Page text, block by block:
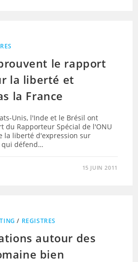
le rapport
la liberté et
la France
Unis, l'Inde et le Brésil ont
du Rapporteur Spécial de l'ONU
la liberté d'expression sur
qui défend…
15 JUIN 2011
/ REGISTRES
autour des
bien